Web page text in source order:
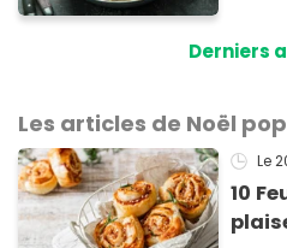
Derniers
Les articles de Noël
Le
10